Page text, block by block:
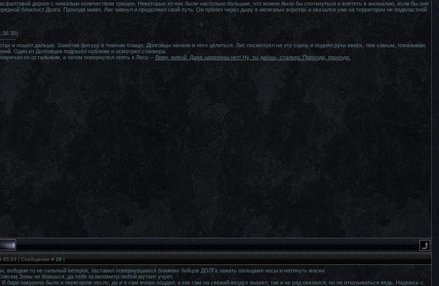
дороге с немалым количеством трещен. Некоторые из них были настолько большие, что можно было бы споткнуться и влететь в аномалию, если бы они
блокпост Долга. Проходя мимо, Лис кивнул и продолжил свой путь. Он пролез через дыру в железных воротах и оказался уже на территории не подвластной
и пошёл дальше. Заметив фигуру в темном плаще, Долговцы начали в него целиться. Лис посмотрел на эту сцену и поднял руки вверх, тем самым, показывая,
Один из Долговцев подошёл поближе и осмотрел сталкера.
он остальным, а затем повернулся опять к Лису. – Вижу, живой. Даже царапины нет! Ну, ты даёшь, сталкер. Проходи, проходи.
| Сообщение # 26 |
вобщем-то не сильный ветерок, заставил повернувшихся ближних бойцов ДОЛГа зажать пальцами носы и натянуть маски.
Зоны не боишься, да тебя за километр любой мутант учует.
баре накурено было и перегаром несло, да и я сам вчера поддал, а как сам на свежий воздух вышел, так и не рад оказался, но не отказываться ведь. Надеюсь с